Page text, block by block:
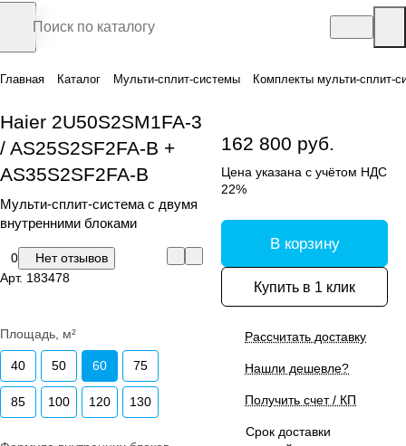
Главная Каталог Мульти-сплит-системы Комплекты мульти-сплит-
Haier 2U50S2SM1FA-3
/ AS25S2SF2FA-B +
AS35S2SF2FA-B
Мульти-сплит-система с двумя
внутренними блоками
0
Нет отзывов
Арт. 183478
Площадь, м²
40 50 60 75
85 100 120 130
162 800 руб.
Цена указана с учётом НДС
22%
В корзину
Купить в 1 клик
Рассчитать доставку
Нашли дешевле?
Получить счет / КП
Срок доставки